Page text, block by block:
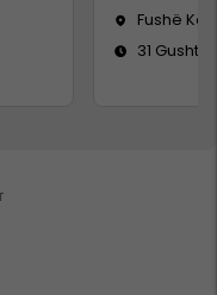
Fushë
31 Gusht